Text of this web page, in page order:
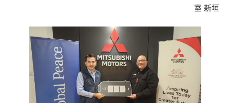
室 新垣